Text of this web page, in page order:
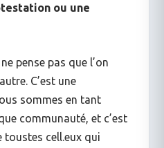
ou une
pense pas que l’on
C’est une
sommes en tant
communauté, et c’est
cell.eux qui